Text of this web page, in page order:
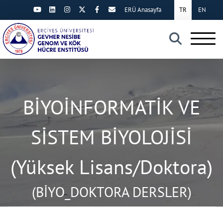
×
TR EN
ERÜ Anasayfa
BİYOİNFORMATİK VE
SİSTEM BİYOLOJİSİ
(Yüksek Lisans/Doktora)
(BİYO_DOKTORA DERSLER)